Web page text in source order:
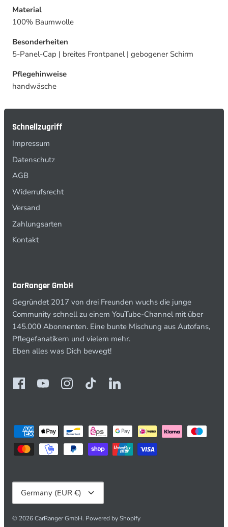
Material
100% Baumwolle
Besonderheiten
5-Panel-Cap | breites Frontpanel | gebogener Schirm
Pflegehinweise
handwäsche
Schnellzugriff
Impressum
Datenschutz
AGB
Widerrufsrecht
Versand
Zahlungsarten
Kontakt
CarRanger GmbH
Gegründet 2017 von drei Freunden wuchs die junge
Community schnell zu einem YouTube-Channel mit über
145.000 Abonnenten. Eine bunte Mischung aus Autofans,
Pflegefanatikern und vielem mehr.
Eben alles was Dich bewegt!
Currency
Germany (EUR €)
© 2026CarRanger GmbH. Powered by Shopify